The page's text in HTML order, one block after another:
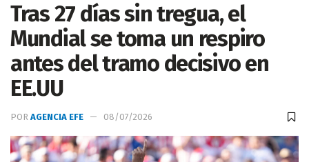
Tras 27 días sin tregua, el
Mundial se toma un respiro
antes del tramo decisivo en
EE.UU
POR AGENCIA EFE 08/07/2026